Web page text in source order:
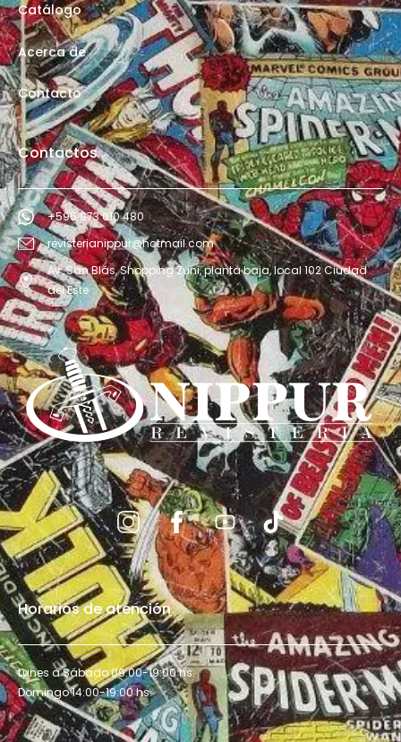
Catálogo
Acerca de
Contacto
Contactos
+595 973 610 480
revisterianippur@hotmail.com
Av. San Blás, Shopping Zuni, planta baja, local 102 Ciudad
del Este
Horarios de atención
Lunes a Sábado 09:00-19:00 hs.
Domingo 14:00-19:00 hs.